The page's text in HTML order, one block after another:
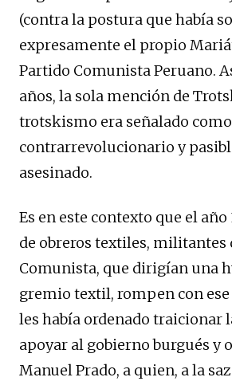
(contra la postura que había
expresamente el propio
Partido Comunista Peruano.
años, la sola mención de
trotskismo era señalado como
contrarrevolucionario y
asesinado.
Es en este contexto que el
de obreros textiles, militantes
Comunista, que dirigían una
gremio textil, rompen con
les había ordenado traicionar
apoyar al gobierno burgués y
Manuel Prado, a quien, a la